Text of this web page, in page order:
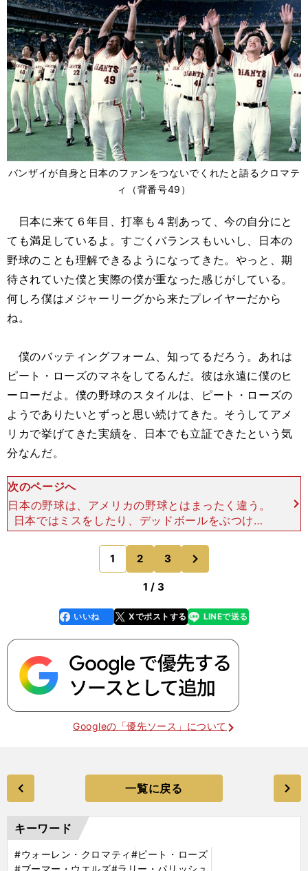
バンザイが自身と日本のファンをつないでくれたと語るクロマテ
ィ（背番号49）
日本に来て６年目、打率も４割あって、今の自分にと
ても満足しているよ。すごくバランスもいいし、日本の
野球のことも理解できるようになってきた。やっと、期
待されていた僕と実際の僕が重なった感じがしている。
何しろ僕はメジャーリーグから来たプレイヤーだから
ね。
僕のバッティングフォーム、知ってるだろう。あれは
ピート・ローズのマネをしてるんだ。彼は永遠に僕のヒ
ーローだよ。僕の野球のスタイルは、ピート・ローズの
ようでありたいとずっと思い続けてきた。そうしてアメ
リカで挙げてきた実績を、日本でも立証できたという気
分なんだ。
次のページへ
日本の野球は、アメリカの野球とはまったく違う。
日本ではミスをしたり、デッドボールをぶつけた
時、「スミマセン、スミマセン」と、頭を下げるだ
ろ。ネガティブな野球なんだ。しかも先頭バッター
がヒットで出たら、
1 2 3
1 / 3
faceboo
k
いいね Xでポストする
line LINEで送る
Googleの「優先ソース」について
一覧に戻る
キーワード
#ウォーレン・クロマティ #ピート・ローズ